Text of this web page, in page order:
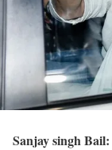
Sanjay singh Bail: